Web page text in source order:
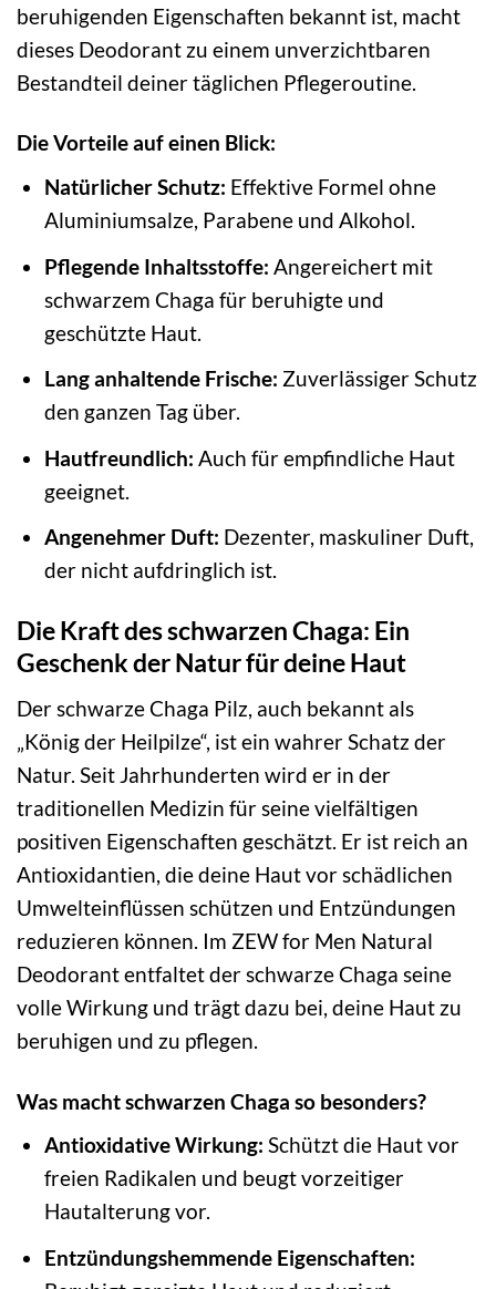
beruhigenden Eigenschaften bekannt ist, macht
dieses Deodorant zu einem unverzichtbaren
Bestandteil deiner täglichen Pflegeroutine.
Die Vorteile auf einen Blick:
Natürlicher Schutz: Effektive Formel ohne
Aluminiumsalze, Parabene und Alkohol.
Pflegende Inhaltsstoffe: Angereichert mit
schwarzem Chaga für beruhigte und
geschützte Haut.
Lang anhaltende Frische: Zuverlässiger Schutz
den ganzen Tag über.
Hautfreundlich: Auch für empfindliche Haut
geeignet.
Angenehmer Duft: Dezenter, maskuliner Duft,
der nicht aufdringlich ist.
Die Kraft des schwarzen Chaga: Ein
Geschenk der Natur für deine Haut
Der schwarze Chaga Pilz, auch bekannt als
„König der Heilpilze“, ist ein wahrer Schatz der
Natur. Seit Jahrhunderten wird er in der
traditionellen Medizin für seine vielfältigen
positiven Eigenschaften geschätzt. Er ist reich an
Antioxidantien, die deine Haut vor schädlichen
Umwelteinflüssen schützen und Entzündungen
reduzieren können. Im ZEW for Men Natural
Deodorant entfaltet der schwarze Chaga seine
volle Wirkung und trägt dazu bei, deine Haut zu
beruhigen und zu pflegen.
Was macht schwarzen Chaga so besonders?
Antioxidative Wirkung: Schützt die Haut vor
freien Radikalen und beugt vorzeitiger
Hautalterung vor.
Entzündungshemmende Eigenschaften: